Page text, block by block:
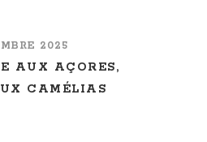
2025
AUX AÇORES,
CAMÉLIAS